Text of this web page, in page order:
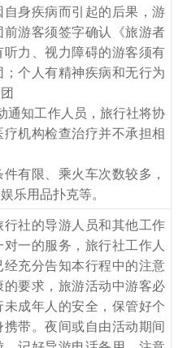
随后参观河对岸的【圣尼
、【许愿池】是世界木质
，馆内珍贵的历史照片，
哈尔滨…雄伟壮观的【巴
俄罗斯工艺美术品；伏尔
筑是原太阳岛的江上餐厅-
，随后各位游客可根据个人
动。后乘车前往餐厅用中
大的滑雪旅游度假区—【亚
车时间约3小时）景区以滑
际滑雪赛事。沿途欣赏千
风光。晚餐品尝传统东北
如天气原因不开放，不安
璨星空下，熊熊的篝火燃
身疾病而引起的后果，游
游客须签字确认《旅游者
力、视力障碍的游客须有
个人有精神疾病和无行为
通知工作人员，旅行社将协
机构检查治疗并不承担相
件有限、乘火车次数较多，
乐用品扑克等。
行社的导游人员和其他工作
一的服务，旅行社工作人
充分告知本行程中的注意
要求，旅游活动中游客必
成年人的安全，保管好个
带。夜间或自由活动期间